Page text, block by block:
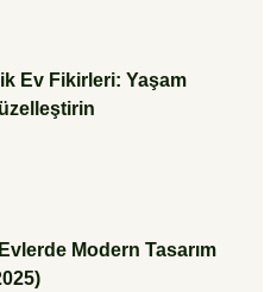
Ev Fikirleri: Yaşam
Modern Tasarım